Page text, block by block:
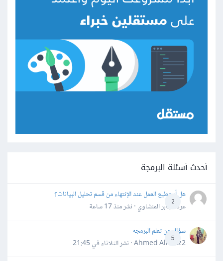
أحدث أسئلة البرمجة
2
هل أستطيع العمل عند الإنتهاء من قسم تحليل البيانات؟
عرفه جابر المنشاوي · نشرمنذ 17 ساعة
5
سؤال عن تعلم البرمجه
Ahmed Alhafiz2 · نشر
الثلاثاء في 21:45